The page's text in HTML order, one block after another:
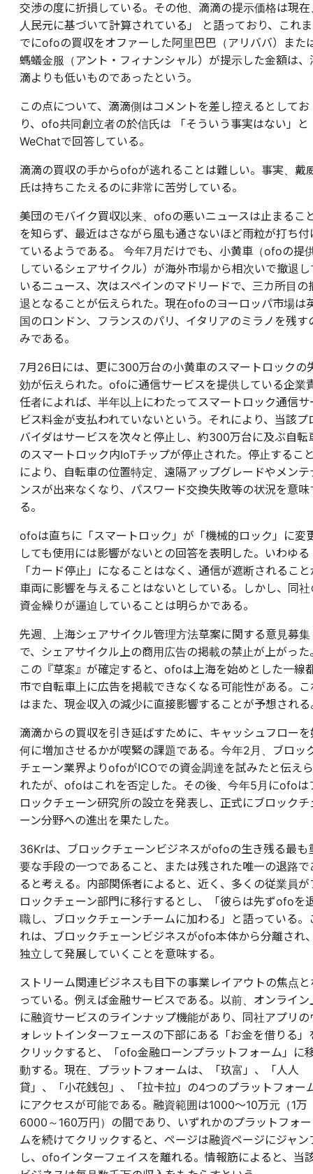
交渉の度に折損している。その他、滴滴の提示価格は現在
人民元に基づいて計算されている」 と語っており、これま
でにofoの買収をオファーした阿里巴巴（アリババ）また
螞蟻金服（アント・フィナンシャル）が提示した金額は、
滴よりも低いものであったという。
この点について、滴滴側はコメントを差し控えるとしてお
り、ofo共同創立者の於信氏は 「そういう事実はない」と
WeChatで回答している。
滴滴の買収の手からofoが逃れることは難しい。事実、戴
氏は持ちこたえるのに非常に苦労している。
美団のモバイク買収以来、ofoの悪いニュースは止まるこ
を知らず、最近はさながら風も通さないほど雨粒が打ち付
ているようである。 今年7月だけでも、小黄車（ofoの提
しているシェアサイクル）が海外市場から相次いで撤退し
いるニュース、次はスペインのマドリードで、三カ所目の
退となることが伝えられた。現在ofoのヨーロッパ市場は
国のロンドン、フランスのパリ、イタリアのミラノを残す
みである。
7月26日には、更に300万台の小黄車のスマートロックの
効が伝えられた。ofoに通信サービスを提供している企業
任者によれば、半年以上にわたってスマートロック通信サ
ビス料金が支払われていないという。それにより、当該プ
バイダはサービスを次々と停止し、約300万台に及ぶ自転
のスマートロック内IoTチップが停止された。停止するこ
により、自転車の位置特定、遠隔アップグレードやメンテ
ンスが出来なくなり、パスワード交換失敗等の状況を意味
る。
ofoは直ちに「スマートロック」が「機械的ロック」に変
しても使用には影響がないとの回答を表明した。いわゆる
「カード停止」になることはなく、通信が遮断されること
車両に影響を与えることはないとしている。しかし、同社
資金繰りが逼迫していることは明らかである。
先週、上海シェアサイクル管理方法草案に関する意見募集
で、シェアサイクル上の商用広告の掲載の禁止が上がった
この『草案』が確定すると、ofoは上海を始めとした一線
市で自転車上に広告を掲載できなくなる可能性がある。こ
はまた、現金収入の減少に直接影響することが予想される
滴滴からの買収を引き延ばすために、キャッシュフローを
何に増加させるかが喫緊の課題である。今年2月、ブロッ
チェーン業界よりofoがICOでの資金調達を試みたと伝えら
れたが、ofoはこれを否定した。その後、今年5月にofoは
ロックチェーン研究所の設立を発表し、正式にブロックチ
ーン分野への進出を果たした。
36Krは、ブロックチェーンビジネスがofoの生き残る最も
要な手段の一つであること、または残された唯一の退路で
ると考える。内部関係者によると、近く、多くの従業員が
ロックチェーン部門に移行するとし、「彼らは先ずofoを
職し、ブロックチェーンチームに加わる」と語っている。
れは、ブロックチェーンビジネスがofo本体から分離され
独立して発展していくことを意味する。
ストリーム関連ビジネスも目下の事業レイアウトの焦点と
っている。例えば金融サービスである。以前、オンライン
に融資サービスのラインナップ機能があり、同社アプリの
ォレットインターフェースの下部にある「お金を借りる」
クリックすると、「ofo金融ローンプラットフォーム」に
動する。現在、プラットフォームは、「玖富」、「人人
貸」、「小花銭包」、「拉卡拉」の4つのプラットフォー
にアクセスが可能である。融資範囲は1000〜10万元（1万
6000～160万円）の間であり、いずれかのプラットフォー
ムを続けてクリックすると、ページは融資ページにジャン
し、ofoインターフェイスを離れる。情報筋によると、当